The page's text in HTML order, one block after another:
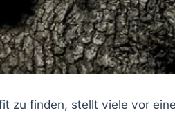
zu finden, stellt viele vor